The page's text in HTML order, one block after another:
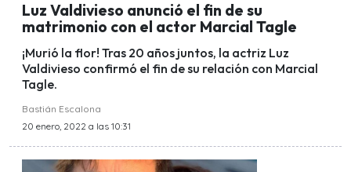
Luz Valdivieso anunció el fin de su
matrimonio con el actor Marcial Tagle
¡Murió la flor! Tras 20 años juntos, la actriz Luz
Valdivieso confirmó el fin de su relación con Marcial
Tagle.
Bastián Escalona
20 enero, 2022 a las 10:31